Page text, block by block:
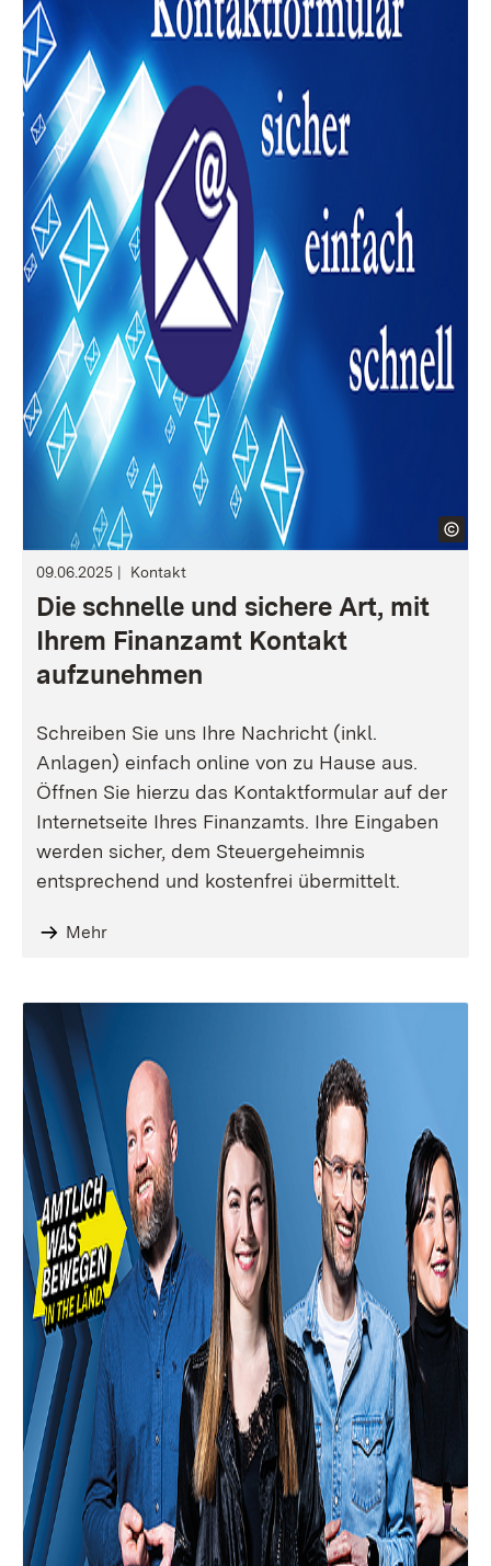
09.06.2025 Kontakt
Die schnelle und sichere Art, mit
Ihrem Finanzamt Kontakt
aufzunehmen
Schreiben Sie uns Ihre Nachricht (inkl.
Anlagen) einfach online von zu Hause aus.
Öffnen Sie hierzu das Kontaktformular auf der
Internetseite Ihres Finanzamts. Ihre Eingaben
werden sicher, dem Steuergeheimnis
entsprechend und kostenfrei übermittelt.
Mehr